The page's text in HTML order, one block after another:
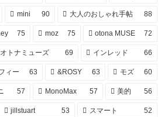
mini 90 大人のおしゃれ手帖 88
75 moz 75 otona MUSE 72
オトナミューズ 69 インレッド 66
ィー 63 &ROSY 63 モズ 60
57 MonoMax 57 美的 56
jillstuart 53 スマート 52